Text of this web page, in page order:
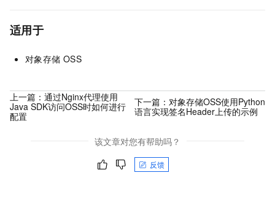
适用于
对象存储 OSS
上一篇： 通过Nginx代理使用
Java SDK访问OSS时如何进行
配置
下一篇： 对象存储OSS使用Python
语言实现签名Header上传的示例
该文章对您有帮助吗？
反馈